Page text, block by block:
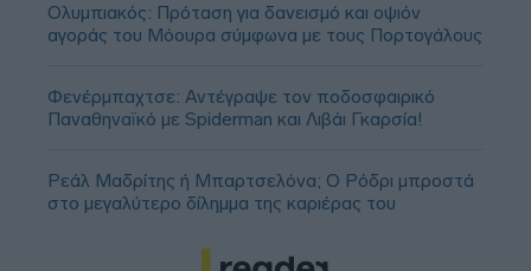
Ολυμπιακός: Πρόταση για δανεισμό και οψιόν
αγοράς του Μόουρα σύμφωνα με τους Πορτογάλους
Φενέρμπαχτσε: Αντέγραψε τον ποδοσφαιρικό
Παναθηναϊκό με Spiderman και Λιβάι Γκαρσία!
Ρεάλ Μαδρίτης ή Μπαρτσελόνα; Ο Ρόδρι μπροστά
στο μεγαλύτερο δίλημμα της καριέρας του